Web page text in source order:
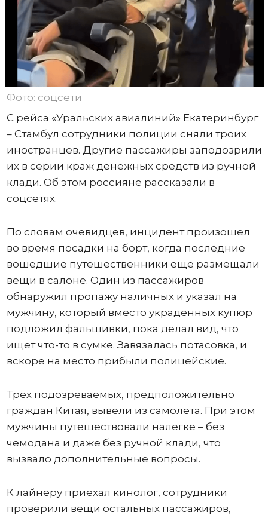
Фото: соцсети
С рейса «Уральских авиалиний» Екатеринбург
– Стамбул сотрудники полиции сняли троих
иностранцев. Другие пассажиры заподозрили
их в серии краж денежных средств из ручной
клади. Об этом россияне рассказали в
соцсетях.
По словам очевидцев, инцидент произошел
во время посадки на борт, когда последние
вошедшие путешественники еще размещали
вещи в салоне. Один из пассажиров
обнаружил пропажу наличных и указал на
мужчину, который вместо украденных купюр
подложил фальшивки, пока делал вид, что
ищет что-то в сумке. Завязалась потасовка, и
вскоре на место прибыли полицейские.
Трех подозреваемых, предположительно
граждан Китая, вывели из самолета. При этом
мужчины путешествовали налегке – без
чемодана и даже без ручной клади, что
вызвало дополнительные вопросы.
К лайнеру приехал кинолог, сотрудники
проверили вещи остальных пассажиров,